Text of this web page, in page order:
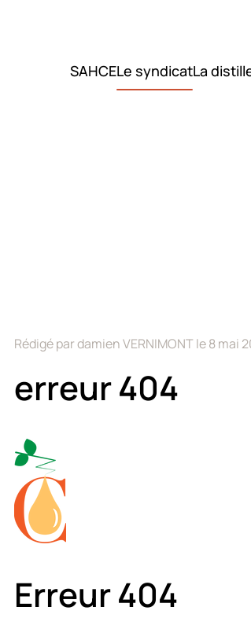
SAHCELe syndicatLa
Rédigé par damien VERNIMONT le8 mai
erreur 404
Erreur 404